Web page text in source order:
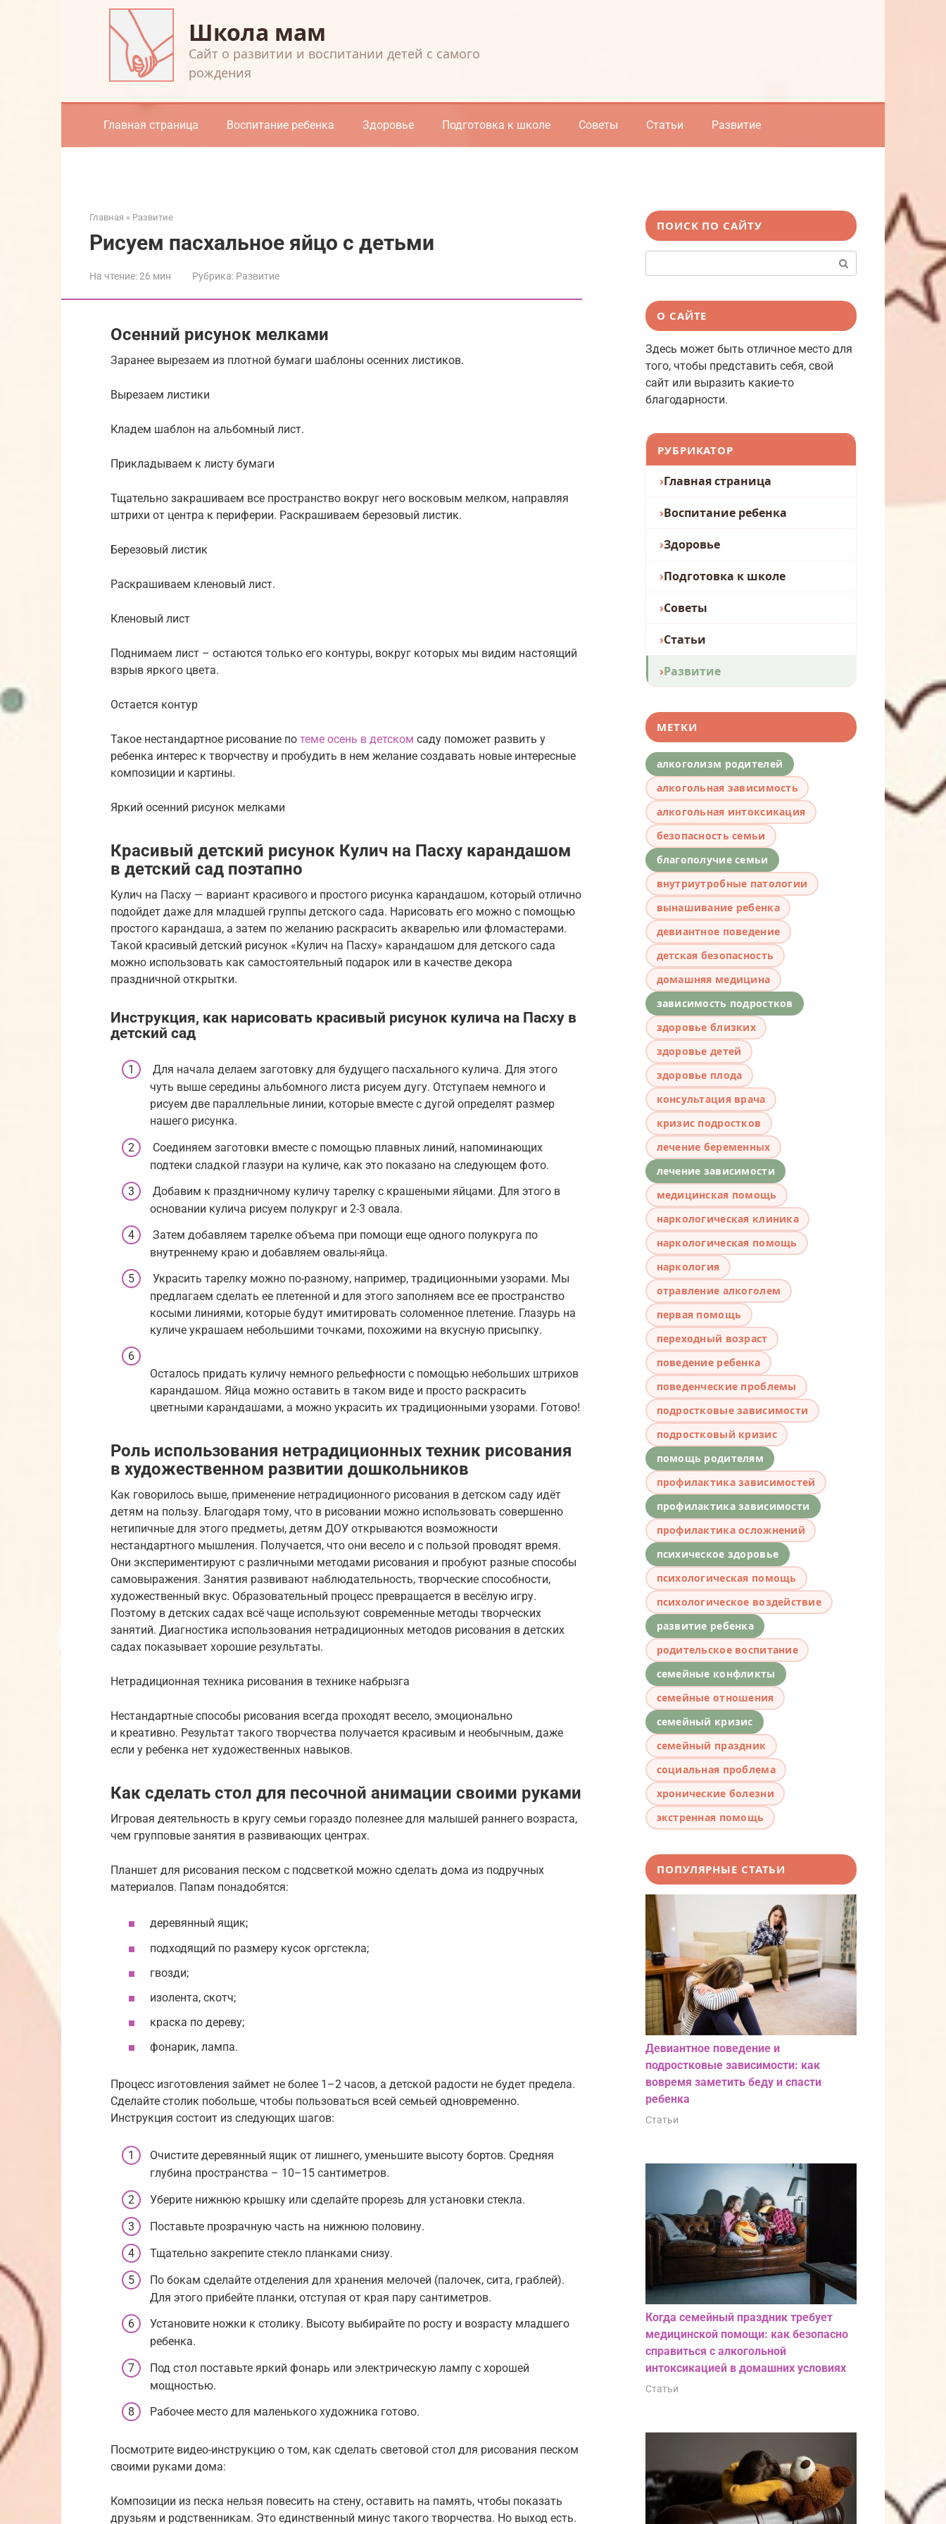
Школа мам
Cайт о развитии и воспитании детей с самого
рождения
Главная страница Воспитание ребенка Здоровье Подготовка к школе Советы Статьи Развитие
Главная » Развитие
Рисуем пасхальное яйцо с детьми
На чтение:26 мин Рубрика: Развитие
Осенний рисунок мелками
Заранее вырезаем из плотной бумаги шаблоны осенних листиков.
Вырезаем листики
Кладем шаблон на альбомный лист.
Прикладываем к листу бумаги
Тщательно закрашиваем все пространство вокруг него восковым мелком, направляя
штрихи от центра к периферии. Раскрашиваем березовый листик.
Березовый листик
Раскрашиваем кленовый лист.
Кленовый лист
Поднимаем лист – остаются только его контуры, вокруг которых мы видим настоящий
взрыв яркого цвета.
Остается контур
Такое нестандартное рисование по теме осень в детском саду поможет развить у
ребенка интерес к творчеству и пробудить в нем желание создавать новые интересные
композиции и картины.
Яркий осенний рисунок мелками
Красивый детский рисунок Кулич на Пасху карандашом
в детский сад поэтапно
Кулич на Пасху — вариант красивого и простого рисунка карандашом, который отлично
подойдет даже для младшей группы детского сада. Нарисовать его можно с помощью
простого карандаша, а затем по желанию раскрасить акварелью или фломастерами.
Такой красивый детский рисунок «Кулич на Пасху» карандашом для детского сада
можно использовать как самостоятельный подарок или в качестве декора
праздничной открытки.
Инструкция, как нарисовать красивый рисунок кулича на Пасху в
детский сад
Для начала делаем заготовку для будущего пасхального кулича. Для этого
чуть выше середины альбомного листа рисуем дугу. Отступаем немного и
рисуем две параллельные линии, которые вместе с дугой определят размер
нашего рисунка.
Соединяем заготовки вместе с помощью плавных линий, напоминающих
подтеки сладкой глазури на куличе, как это показано на следующем фото.
Добавим к праздничному куличу тарелку с крашеными яйцами. Для этого в
основании кулича рисуем полукруг и 2-3 овала.
Затем добавляем тарелке объема при помощи еще одного полукруга по
внутреннему краю и добавляем овалы-яйца.
Украсить тарелку можно по-разному, например, традиционными узорами. Мы
предлагаем сделать ее плетенной и для этого заполняем все ее пространство
косыми линиями, которые будут имитировать соломенное плетение. Глазурь на
куличе украшаем небольшими точками, похожими на вкусную присыпку.
Осталось придать куличу немного рельефности с помощью небольших штрихов
карандашом. Яйца можно оставить в таком виде и просто раскрасить
цветными карандашами, а можно украсить их традиционными узорами. Готово!
Роль использования нетрадиционных техник рисования
в художественном развитии дошкольников
Как говорилось выше, применение нетрадиционного рисования в детском саду идёт
детям на пользу. Благодаря тому, что в рисовании можно использовать совершенно
нетипичные для этого предметы, детям ДОУ открываются возможности
нестандартного мышления. Получается, что они весело и с пользой проводят время.
Они экспериментируют с различными методами рисования и пробуют разные способы
самовыражения. Занятия развивают наблюдательность, творческие способности,
художественный вкус. Образовательный процесс превращается в весёлую игру.
Поэтому в детских садах всё чаще используют современные методы творческих
занятий. Диагностика использования нетрадиционных методов рисования в детских
садах показывает хорошие результаты.
Нетрадиционная техника рисования в технике набрызга
Нестандартные способы рисования всегда проходят весело, эмоционально
и креативно. Результат такого творчества получается красивым и необычным, даже
если у ребенка нет художественных навыков.
Как сделать стол для песочной анимации своими руками
Игровая деятельность в кругу семьи гораздо полезнее для малышей раннего возраста,
чем групповые занятия в развивающих центрах.
Планшет для рисования песком с подсветкой можно сделать дома из подручных
материалов. Папам понадобятся:
деревянный ящик;
подходящий по размеру кусок оргстекла;
гвозди;
изолента, скотч;
краска по дереву;
фонарик, лампа.
Процесс изготовления займет не более 1–2 часов, а детской радости не будет предела.
Сделайте столик побольше, чтобы пользоваться всей семьей одновременно.
Инструкция состоит из следующих шагов:
Очистите деревянный ящик от лишнего, уменьшите высоту бортов. Средняя
глубина пространства – 10–15 сантиметров.
Уберите нижнюю крышку или сделайте прорезь для установки стекла.
Поставьте прозрачную часть на нижнюю половину.
Тщательно закрепите стекло планками снизу.
По бокам сделайте отделения для хранения мелочей (палочек, сита, граблей).
Для этого прибейте планки, отступая от края пару сантиметров.
Установите ножки к столику. Высоту выбирайте по росту и возрасту младшего
ребенка.
Под стол поставьте яркий фонарь или электрическую лампу с хорошей
мощностью.
Рабочее место для маленького художника готово.
Посмотрите видео-инструкцию о том, как сделать световой стол для рисования песком
своими руками дома:
Композиции из песка нельзя повесить на стену, оставить на память, чтобы показать
друзьям и родственникам. Это единственный минус такого творчества. Но выход есть.
ПОИСК ПО САЙТУ
О САЙТЕ
Здесь может быть отличное место для
того, чтобы представить себя, свой
сайт или выразить какие-то
благодарности.
РУБРИКАТОР
Главная страница
Воспитание ребенка
Здоровье
Подготовка к школе
Советы
Статьи
Развитие
МЕТКИ
алкоголизм родителей
алкогольная зависимость
алкогольная интоксикация
безопасность семьи
благополучие семьи
внутриутробные патологии
вынашивание ребенка
девиантное поведение
детская безопасность
домашняя медицина
зависимость подростков
здоровье близких
здоровье детей
здоровье плода
консультация врача
кризис подростков
лечение беременных
лечение зависимости
медицинская помощь
наркологическая клиника
наркологическая помощь
наркология
отравление алкоголем
первая помощь
переходный возраст
поведение ребенка
поведенческие проблемы
подростковые зависимости
подростковый кризис
помощь родителям
профилактика зависимостей
профилактика зависимости
профилактика осложнений
психическое здоровье
психологическая помощь
психологическое воздействие
развитие ребенка
родительское воспитание
семейные конфликты
семейные отношения
семейный кризис
семейный праздник
социальная проблема
хронические болезни
экстренная помощь
ПОПУЛЯРНЫЕ СТАТЬИ
Девиантное поведение и
подростковые зависимости: как
вовремя заметить беду и спасти
ребенка
Статьи
Когда семейный праздник требует
медицинской помощи: как безопасно
справиться с алкогольной
интоксикацией в домашних условиях
Статьи